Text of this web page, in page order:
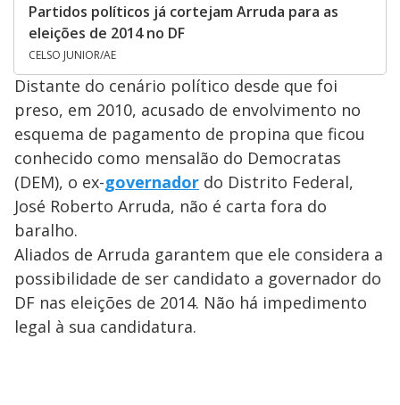
Partidos políticos já cortejam Arruda para as
eleições de 2014 no DF
CELSO JUNIOR/AE
Distante do cenário político desde que foi
preso, em 2010, acusado de envolvimento no
esquema de pagamento de propina que ficou
conhecido como mensalão do Democratas
(DEM), o ex-governador do Distrito Federal,
José Roberto Arruda, não é carta fora do
baralho.
Aliados de Arruda garantem que ele considera a
possibilidade de ser candidato a governador do
DF nas eleições de 2014. Não há impedimento
legal à sua candidatura.